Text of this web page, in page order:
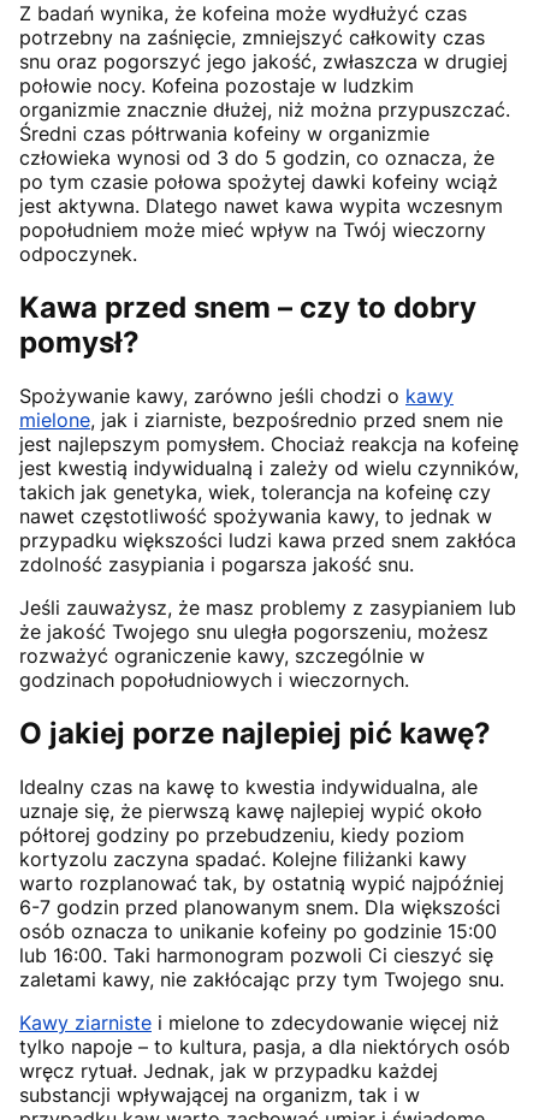
Z badań wynika, że kofeina może wydłużyć czas
potrzebny na zaśnięcie, zmniejszyć całkowity czas
snu oraz pogorszyć jego jakość, zwłaszcza w drugiej
połowie nocy. Kofeina pozostaje w ludzkim
organizmie znacznie dłużej, niż można przypuszczać.
Średni czas półtrwania kofeiny w organizmie
człowieka wynosi od 3 do 5 godzin, co oznacza, że
po tym czasie połowa spożytej dawki kofeiny wciąż
jest aktywna. Dlatego nawet kawa wypita wczesnym
popołudniem może mieć wpływ na Twój wieczorny
odpoczynek.
Kawa przed snem – czy to dobry
pomysł?
Spożywanie kawy, zarówno jeśli chodzi o kawy
mielone, jak i ziarniste, bezpośrednio przed snem nie
jest najlepszym pomysłem. Chociaż reakcja na kofeinę
jest kwestią indywidualną i zależy od wielu czynników,
takich jak genetyka, wiek, tolerancja na kofeinę czy
nawet częstotliwość spożywania kawy, to jednak w
przypadku większości ludzi kawa przed snem zakłóca
zdolność zasypiania i pogarsza jakość snu.
Jeśli zauważysz, że masz problemy z zasypianiem lub
że jakość Twojego snu uległa pogorszeniu, możesz
rozważyć ograniczenie kawy, szczególnie w
godzinach popołudniowych i wieczornych.
O jakiej porze najlepiej pić kawę?
Idealny czas na kawę to kwestia indywidualna, ale
uznaje się, że pierwszą kawę najlepiej wypić około
półtorej godziny po przebudzeniu, kiedy poziom
kortyzolu zaczyna spadać. Kolejne filiżanki kawy
warto rozplanować tak, by ostatnią wypić najpóźniej
6-7 godzin przed planowanym snem. Dla większości
osób oznacza to unikanie kofeiny po godzinie 15:00
lub 16:00. Taki harmonogram pozwoli Ci cieszyć się
zaletami kawy, nie zakłócając przy tym Twojego snu.
Kawy ziarniste i mielone to zdecydowanie więcej niż
tylko napoje – to kultura, pasja, a dla niektórych osób
wręcz rytuał. Jednak, jak w przypadku każdej
substancji wpływającej na organizm, tak i w